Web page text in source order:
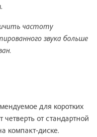
частоту
звука больше
для коротких
от стандартной
компакт-диске.